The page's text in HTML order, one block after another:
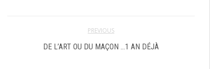
PREVIOUS
DE L’ART OU DU MAÇON …1 AN DÉJÀ